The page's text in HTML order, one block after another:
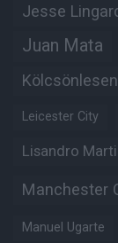
Jesse
Juan Mata
Kölcsönlesen
Leicester City
Lisandro
Manchester
Manuel Ugarte